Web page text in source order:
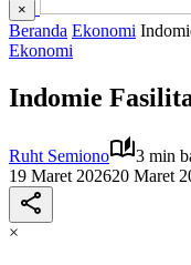
×
Beranda Ekonomi
Ekonomi
Indomie
Ruht Semiono
3 min
19 Maret 202620 Maret
×